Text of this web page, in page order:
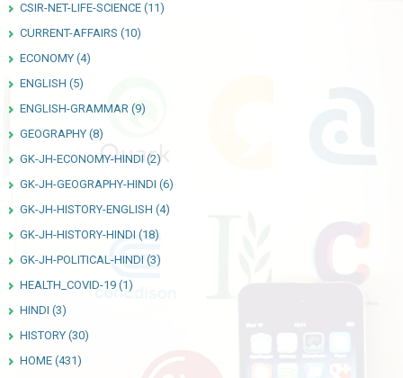
CSIR-NET-LIFE-SCIENCE (11)
CURRENT-AFFAIRS (10)
ECONOMY (4)
ENGLISH (5)
ENGLISH-GRAMMAR (9)
GEOGRAPHY (8)
GK-JH-ECONOMY-HINDI (2)
GK-JH-GEOGRAPHY-HINDI (6)
GK-JH-HISTORY-ENGLISH (4)
GK-JH-HISTORY-HINDI (18)
GK-JH-POLITICAL-HINDI (3)
HEALTH_COVID-19 (1)
HINDI (3)
HISTORY (30)
HOME (431)